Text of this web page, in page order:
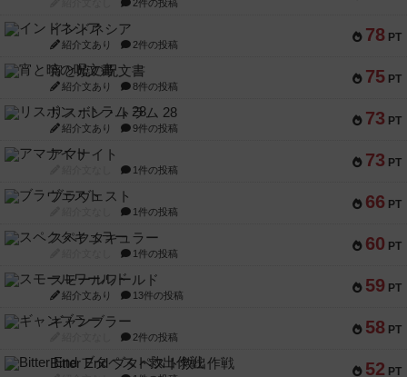
2件の投稿
78 PT
インドネシア
紹介文あり 2件の投稿
75 PT
宵と暁の呪文書
紹介文あり 8件の投稿
73 PT
リスボン・トラム 28
紹介文あり 9件の投稿
73 PT
アマナイト
1件の投稿
66 PT
ブラヴェスト
1件の投稿
60 PT
スペクタキュラー
1件の投稿
59 PT
スモールワールド
紹介文あり 13件の投稿
58 PT
ギャンブラー
2件の投稿
52 PT
Bitter End ブタペスト救出作戦